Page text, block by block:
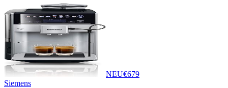
NEU€679
Siemens